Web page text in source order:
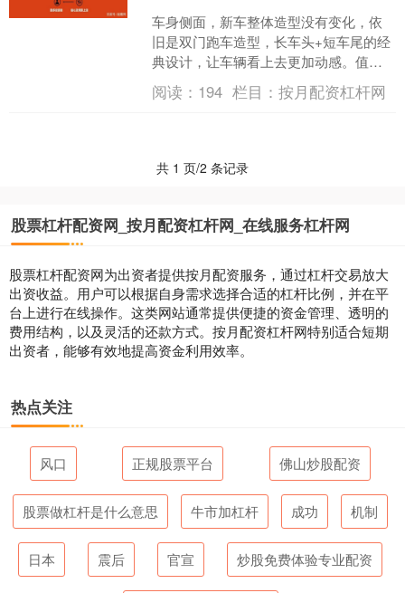
车身侧面，新车整体造型没有变化，依
旧是双门跑车造型，长车头+短车尾的经
典设计，让车辆看上去更加动感。值得
一提的是，新车换装了全新的车轮尺
寸，相比现在的前后19英....
阅读： 194 栏目：按月配资杠杆网
共 1 页/2 条记录
股票杠杆配资网_按月配资杠杆网_在线服务杠杆网
股票杠杆配资网为出资者提供按月配资服务，通过杠杆交易放大
出资收益。用户可以根据自身需求选择合适的杠杆比例，并在平
台上进行在线操作。这类网站通常提供便捷的资金管理、透明的
费用结构，以及灵活的还款方式。按月配资杠杆网特别适合短期
出资者，能够有效地提高资金利用效率。
热点关注
风口 正规股票平台 佛山炒股配资
股票做杠杆是什么意思 牛市加杠杆 成功 机制
日本 震后 官宣 炒股免费体验专业配资